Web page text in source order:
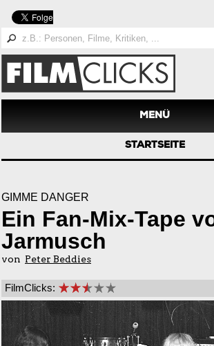
MENÜ
STARTSEITE
GIMME DANGER
Ein Fan-Mix-Tape
Jarmusch
von Peter Beddies
FilmClicks: